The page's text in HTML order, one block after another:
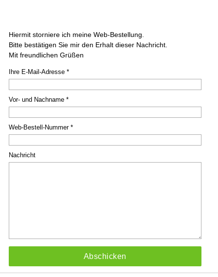
Hiermit storniere ich meine Web-Bestellung.
Bitte bestätigen Sie mir den Erhalt dieser Nachricht.
Mit freundlichen Grüßen
Ihre E-Mail-Adresse *
Vor- und Nachname *
Web-Bestell-Nummer *
Nachricht
Abschicken